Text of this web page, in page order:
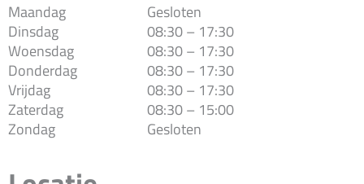
Maandag
Dinsdag
Woensdag
Donderdag
Vrijdag
Zaterdag
Zondag
Gesloten
08:30 – 17:30
08:30 – 17:30
08:30 – 17:30
08:30 – 17:30
08:30 – 15:00
Gesloten